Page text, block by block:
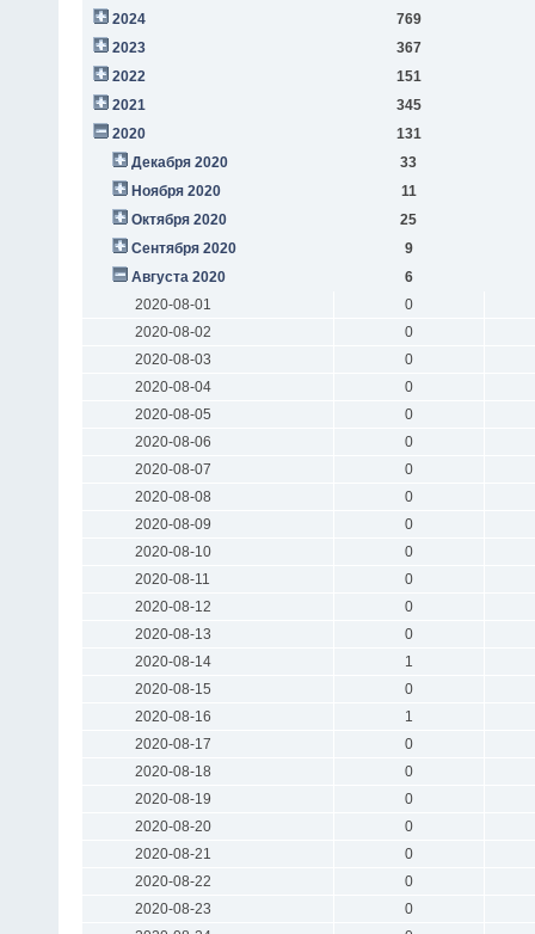
2024
769
2023
367
2022
151
2021
345
2020
131
Декабря 2020
33
Ноября 2020
11
Октября 2020
25
Сентября 2020
9
Августа 2020
6
2020-08-01
0
2020-08-02
0
2020-08-03
0
2020-08-04
0
2020-08-05
0
2020-08-06
0
2020-08-07
0
2020-08-08
0
2020-08-09
0
2020-08-10
0
2020-08-11
0
2020-08-12
0
2020-08-13
0
2020-08-14
1
2020-08-15
0
2020-08-16
1
2020-08-17
0
2020-08-18
0
2020-08-19
0
2020-08-20
0
2020-08-21
0
2020-08-22
0
2020-08-23
0